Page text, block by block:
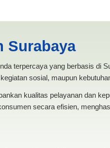
Surabaya
terpercaya yang berbasis di
sosial, maupun
kualitas pelayanan dan
secara efisien,